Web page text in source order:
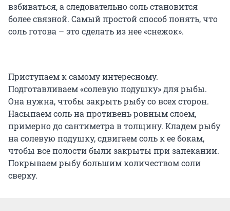
взбиваться, а следовательно соль становится
более связной. Самый простой способ понять, что
соль готова – это сделать из нее «снежок».
Приступаем к самому интересному.
Подготавливаем «солевую подушку» для рыбы.
Она нужна, чтобы закрыть рыбу со всех сторон.
Насыпаем соль на противень ровным слоем,
примерно до сантиметра в толщину. Кладем рыбу
на солевую подушку, сдвигаем соль к ее бокам,
чтобы все полости были закрыты при запекании.
Покрываем рыбу большим количеством соли
сверху.